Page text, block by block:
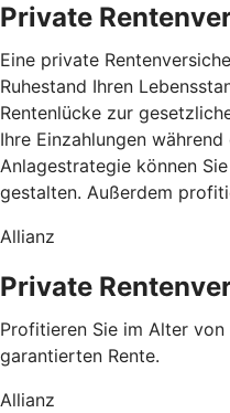
Private
Eine private
Ruhestand Ihren
Rentenlücke zur
Ihre Einzahlungen
Anlagestrategie können
gestalten. Außerdem
Allianz
Private
Profitieren Sie im Alter
garantierten Rente.
Allianz